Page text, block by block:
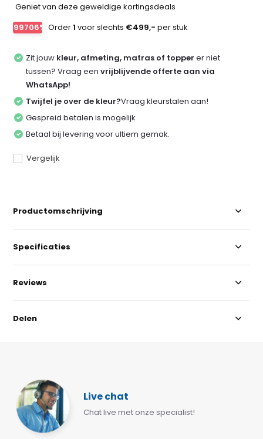
Geniet van deze geweldige kortingsdeals
-99706% Order1 voor slechts €499,- per stuk
Zit jouw kleur, afmeting, matras of topper er niet
tussen? Vraag eenvrijblijvende offerte aan via
WhatsApp!
Twijfel je over de kleur?Vraag kleurstalen aan!
Gespreid betalen is mogelijk
Betaal bij levering voor ultiem gemak.
Vergelijk
Productomschrijving
Specificaties
Reviews
Delen
Live chat
Chat live met onze specialist!